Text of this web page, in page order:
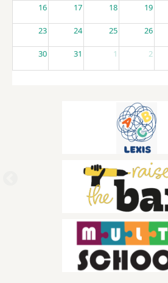
16 17 18 19
23 24 25 26
30 31 1 2